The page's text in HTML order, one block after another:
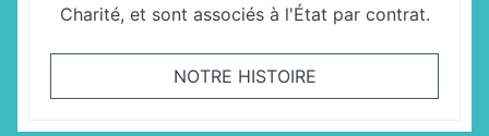
Charité, et sont associés à l'État par contrat.
NOTRE HISTOIRE